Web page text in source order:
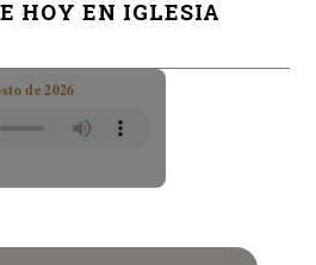
HOY EN IGLESIA
de 2026